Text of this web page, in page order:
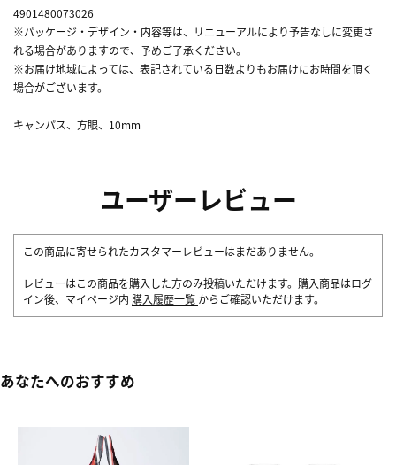
4901480073026
※パッケージ・デザイン・内容等は、リニューアルにより予告なしに変更さ
れる場合がありますので、予めご了承ください。
※お届け地域によっては、表記されている日数よりもお届けにお時間を頂く
場合がございます。
キャンパス、方眼、10mm
ユーザーレビュー
この商品に寄せられたカスタマーレビューはまだありません。
レビューはこの商品を購入した方のみ投稿いただけます。購入商品はログ
イン後、マイページ内 購入履歴一覧 からご確認いただけます。
あなたへのおすすめ